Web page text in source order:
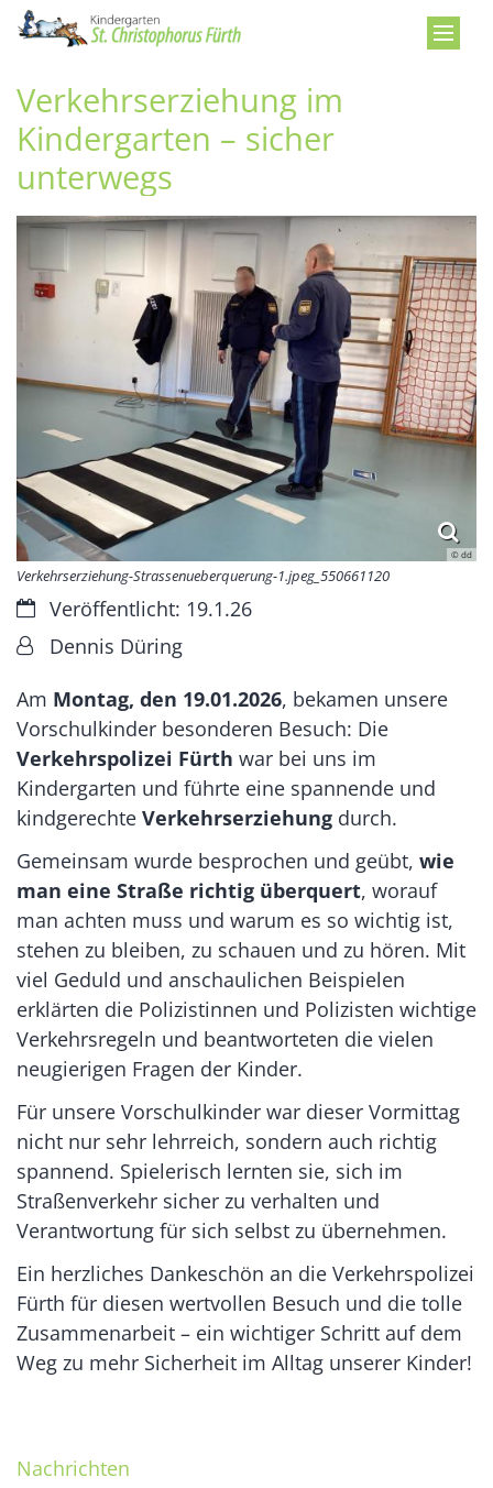
Zum Inhalt springen
Verkehrserziehung im
Kindergarten – sicher
unterwegs
© dd
Verkehrserziehung-Strassenueberquerung-1.jpeg_550661120
Datum:Veröffentlicht: 19.1.26
Von:Dennis Düring
Am Montag, den 19.01.2026, bekamen unsere
Vorschulkinder besonderen Besuch: Die
Verkehrspolizei Fürth war bei uns im
Kindergarten und führte eine spannende und
kindgerechte Verkehrserziehung durch.
Gemeinsam wurde besprochen und geübt, wie
man eine Straße richtig überquert, worauf
man achten muss und warum es so wichtig ist,
stehen zu bleiben, zu schauen und zu hören. Mit
viel Geduld und anschaulichen Beispielen
erklärten die Polizistinnen und Polizisten wichtige
Verkehrsregeln und beantworteten die vielen
neugierigen Fragen der Kinder.
Für unsere Vorschulkinder war dieser Vormittag
nicht nur sehr lehrreich, sondern auch richtig
spannend. Spielerisch lernten sie, sich im
Straßenverkehr sicher zu verhalten und
Verantwortung für sich selbst zu übernehmen.
Ein herzliches Dankeschön an die Verkehrspolizei
Fürth für diesen wertvollen Besuch und die tolle
Zusammenarbeit – ein wichtiger Schritt auf dem
Weg zu mehr Sicherheit im Alltag unserer Kinder!
Nachrichten